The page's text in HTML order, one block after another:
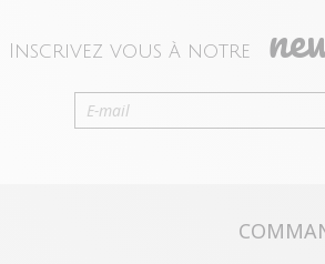
Inscrivez vous à notre